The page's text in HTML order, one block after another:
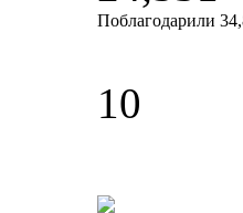
Поблагодарили
10